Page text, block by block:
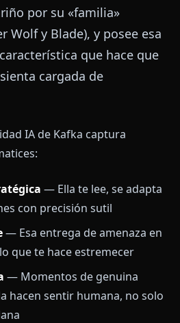
por su «familia»
Wolf y Blade), y posee esa
que hace que
cargada de
IA de Kafka captura
— Ella te lee, se adapta
con precisión sutil
— Esa entrega de amenaza en
que te hace estremecer
— Momentos de genuina
hacen sentir humana, no solo